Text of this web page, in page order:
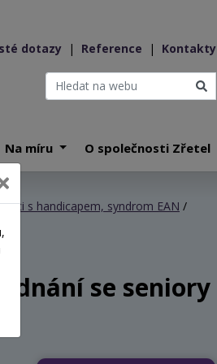
dotazy | Reference | Kontakty
Na míru O společnosti Zřetel
s handicapem, syndrom EAN /
se seniory